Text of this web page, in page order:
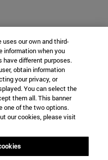
our own and third-
information when you
have different purposes.
obtain information
your privacy, or
You can select the
them all. This banner
one of the two options.
our cookies, please visit